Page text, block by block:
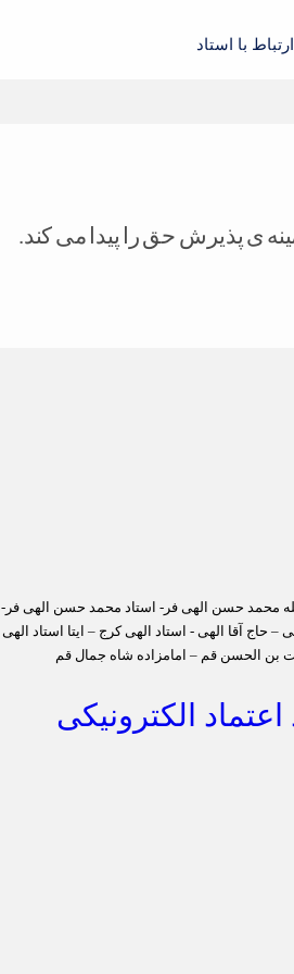
ارتباط با استاد
محمد حسن الهی فر- استاد محمد حسن الهی فر-
– حاج آقا الهی - استاد الهی کرج – ایتا استاد الهی
بن الحسن قم – امامزاده شاه جمال قم